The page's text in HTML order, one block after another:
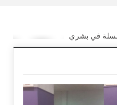
في بشري